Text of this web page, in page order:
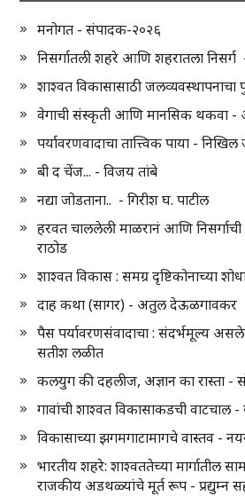
मनोगत - संपादक-२०२६
निसर्गातली शहरे आणि शहरातला
शाश्वत विकासासाठी जलव्यवस्थापनाचा
वेगाची संस्कृती आणि मानसिक थकवा -
पर्यावरणवादाचा तात्त्विक पाया - निखिल
बी द चेंज... - विजय तांबे
नद्या जोडताना.. - गिरीश घ. पाटील
हरवत चाललेली माळरानं आणि
राठोड
शाश्वत विकास : समग्र दृष्टिकोनाच्या
दाह कथा (सागर) - अतुल देऊळगावकर
पैस पर्यावरणसंवादाचा : संदर्भमूल्य
सतीश लळीत
कलयुग की दहलीज, अज्ञान का रास्ता -
गावांची शाश्वत विकासाकडची
विकासाच्या झगमगाटामागचे वास्तव -
भारतीय शहरे: शाश्वततेच्या मार्गातील
राजकीय अडथळ्यांचे मूर्त रूप - प्रद्युम्न